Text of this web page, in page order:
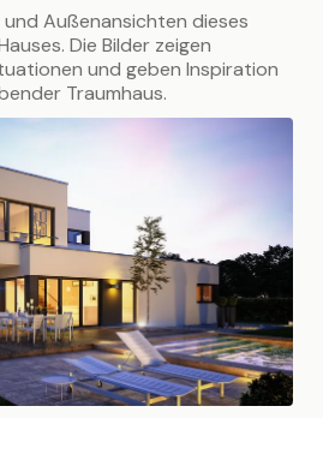
Außenansichten dieses
Die Bilder zeigen
und geben Inspiration
Traumhaus.